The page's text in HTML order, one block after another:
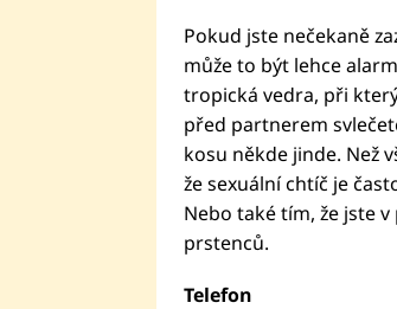
Pokud jste nečekaně
může to být lehce
tropická vedra, při
před partnerem
kosu někde jinde. Než
že sexuální chtíč je
Nebo také tím, že jste
prstenců.
Telefon